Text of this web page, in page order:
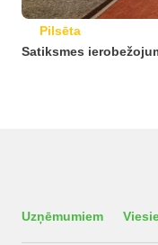
Pilsēta
Satiksmes
Uzņēmumiem